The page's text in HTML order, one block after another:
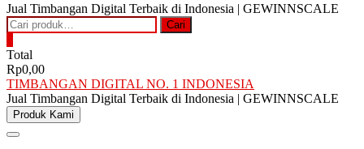
Jual Timbangan Digital Terbaik di Indonesia | GEWINNSCALE
Pencarian
untuk:
Cari
Total
Rp0,00
TIMBANGAN DIGITAL NO. 1 INDONESIA
Jual Timbangan Digital Terbaik di Indonesia | GEWINNSCALE
Produk Kami